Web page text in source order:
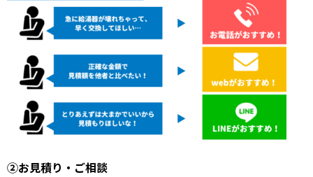
②お見積り・ご相談